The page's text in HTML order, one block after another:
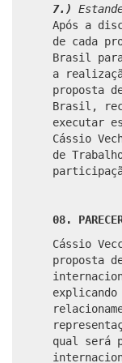
7.)
Após a
de cada
Brasil
a
proposta
Brasil,
executar
Cássio
de
08.
Cássio
proposta
qual será